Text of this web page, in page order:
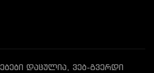
დაცულია, ვებ-გვერდი